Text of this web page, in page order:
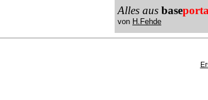
Alles aus base
von H.Fehde